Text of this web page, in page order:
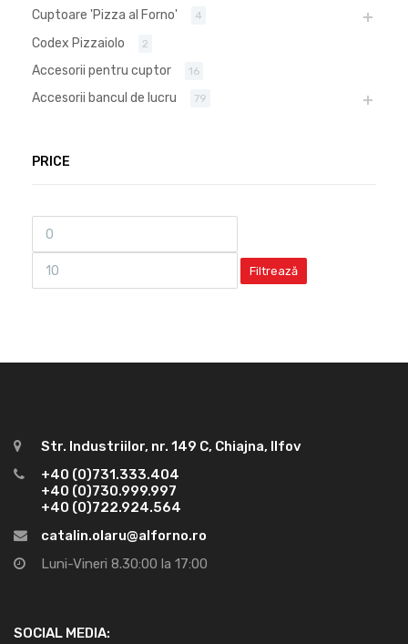
Cuptoare 'Pizza al Forno' 4
Codex Pizzaiolo 2
Accesorii pentru cuptor 16
Accesorii bancul de lucru 79
PRICE
Filtrează
Str. Industriilor, nr. 149 C, Chiajna, Ilfov
+40 (0)731.333.404
+40 (0)730.999.997
+40 (0)722.924.564
catalin.olaru@alforno.ro
Luni-Vineri 8.30:00 la 17:00
SOCIAL MEDIA: